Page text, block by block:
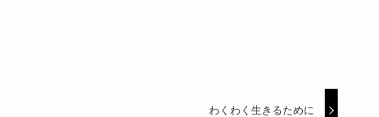
わくわく生きるために